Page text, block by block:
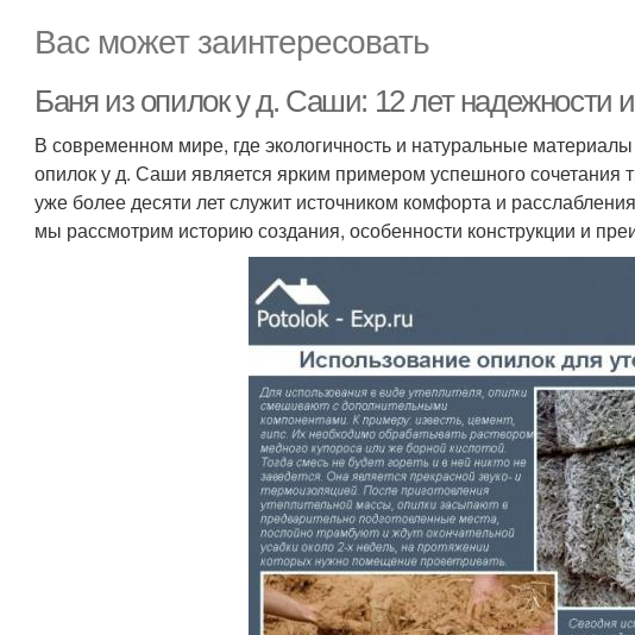
Вас может заинтересовать
Баня из опилок у д. Саши: 12 лет надежности
В современном мире, где экологичность и натуральные
опилок у д. Саши является ярким примером успешного сочетания
уже более десяти лет служит источником комфорта и
мы рассмотрим историю создания, особенности конструкции и